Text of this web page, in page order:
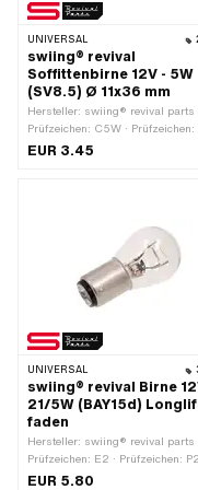
UNIVERSAL
swiing® revival
Soffittenbirne 12V - 5W
(SV8.5) Ø 11x36 mm
Hersteller: swiing® revival parts
Prüfzeichen: C5W · Prüfzeichen:
Leuchtmittelfassung:
Ø Lampenkopf: 11 mm · LED:
EUR 3.45
UNIVERSAL
swiing® revival Birne
21/5W (BAY15d)
faden
Hersteller: swiing® revival parts
Prüfzeichen: E2 · Prüfzeichen:
· Leuchtmittelfassung: BAY15d ·
EUR 5.80